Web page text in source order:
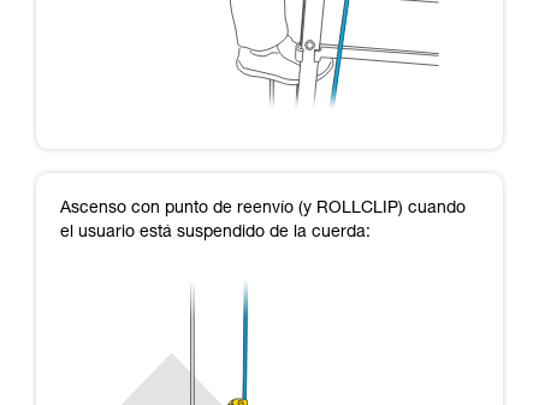
Ascenso con punto de reenvío (y ROLLCLIP) cuando
el usuario está suspendido de la cuerda: